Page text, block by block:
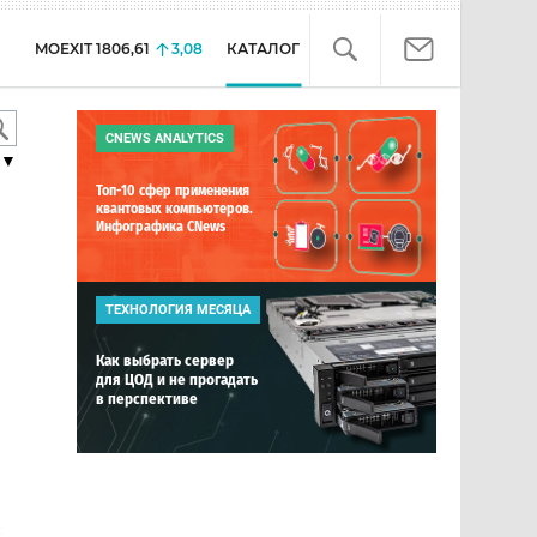
MOEXIT 1806,61 3,08 КАТАЛОГ
CNEWS ANALYTICS
Топ-10 сфер применения
квантовых компьютеров.
Инфографика CNews
ТЕХНОЛОГИЯ МЕСЯЦА
Как выбрать сервер
для ЦОД и не прогадать
в перспективе